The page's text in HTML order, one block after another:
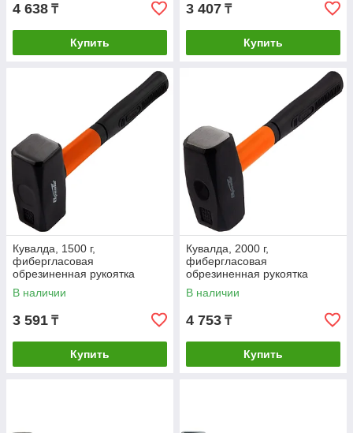
4 638 ₸
Купить
3 407 ₸
Купить
Кувалда, 1500 г,
фибергласовая
обрезиненная рукоятка
Sparta
В наличии
3 591 ₸
Купить
Кувалда, 2000 г,
фибергласовая
обрезиненная рукоятка
Sparta
В наличии
4 753 ₸
Купить